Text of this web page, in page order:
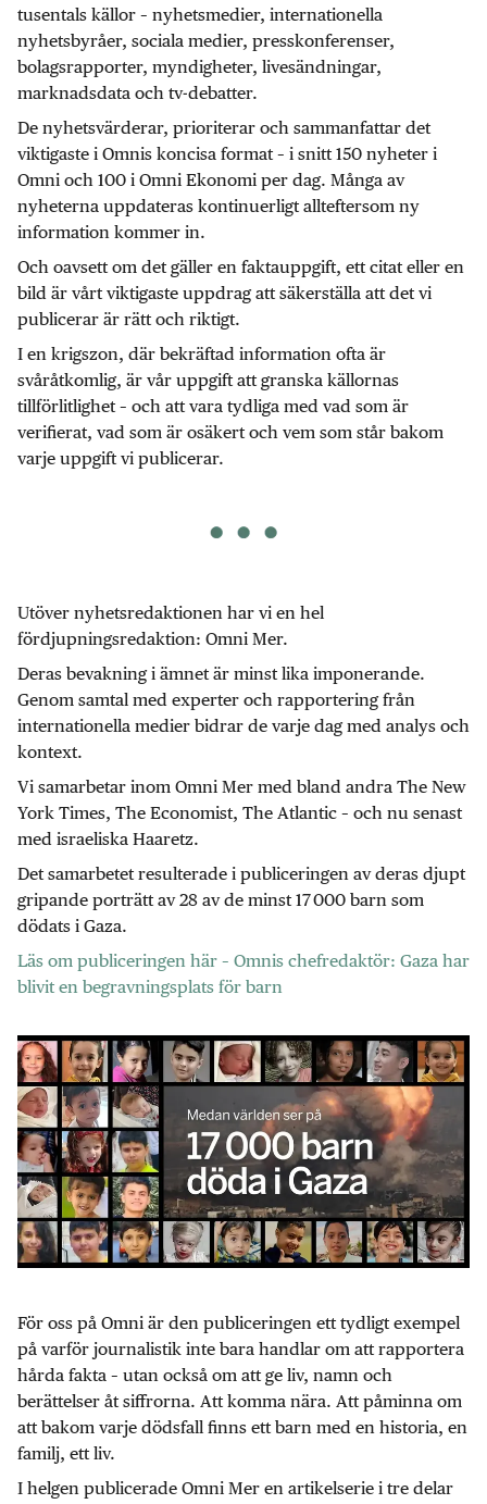
tusentals källor – nyhetsmedier, internationella
nyhetsbyråer, sociala medier, presskonferenser,
bolagsrapporter, myndigheter, livesändningar,
marknadsdata och tv-debatter.
De nyhetsvärderar, prioriterar och sammanfattar det
viktigaste i Omnis koncisa format – i snitt 150 nyheter i
Omni och 100 i Omni Ekonomi per dag. Många av
nyheterna uppdateras kontinuerligt allteftersom ny
information kommer in.
Och oavsett om det gäller en faktauppgift, ett citat eller en
bild är vårt viktigaste uppdrag att säkerställa att det vi
publicerar är rätt och riktigt.
I en krigszon, där bekräftad information ofta är
svåråtkomlig, är vår uppgift att granska källornas
tillförlitlighet – och att vara tydliga med vad som är
verifierat, vad som är osäkert och vem som står bakom
varje uppgift vi publicerar.
Utöver nyhetsredaktionen har vi en hel
fördjupningsredaktion: Omni Mer.
Deras bevakning i ämnet är minst lika imponerande.
Genom samtal med experter och rapportering från
internationella medier bidrar de varje dag med analys och
kontext.
Vi samarbetar inom Omni Mer med bland andra The New
York Times, The Economist, The Atlantic – och nu senast
med israeliska Haaretz.
Det samarbetet resulterade i publiceringen av deras djupt
gripande porträtt av 28 av de minst 17 000 barn som
dödats i Gaza.
Läs om publiceringen här – Omnis chefredaktör: Gaza har
blivit en begravningsplats för barn
För oss på Omni är den publiceringen ett tydligt exempel
på varför journalistik inte bara handlar om att rapportera
hårda fakta – utan också om att ge liv, namn och
berättelser åt siffrorna. Att komma nära. Att påminna om
att bakom varje dödsfall finns ett barn med en historia, en
familj, ett liv.
I helgen publicerade Omni Mer en artikelserie i tre delar